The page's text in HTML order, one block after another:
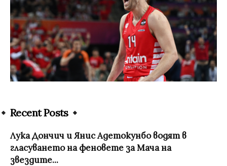
Recent Posts
Лука Дончич и Янис Адетокунбо водят в
гласуването на феновете за Мача на
звездите...